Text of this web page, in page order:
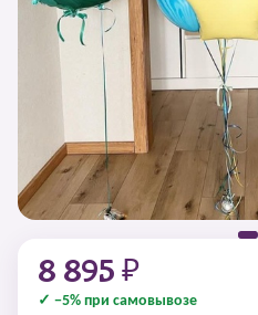
8 895 ₽
✓ −5% при самовывозе